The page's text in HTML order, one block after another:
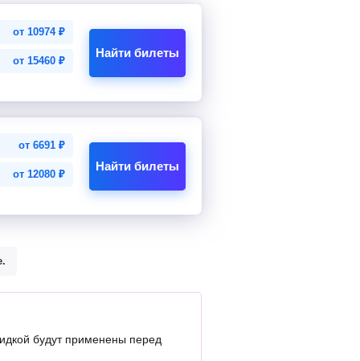
от 10974₽
от 15460 ₽
Найти билеты
от 6691 ₽
от 12080 ₽
Найти билеты
будут применены перед